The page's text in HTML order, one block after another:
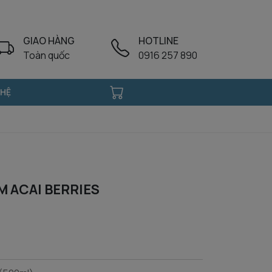
GIAO HÀNG
Toàn quốc
HOTLINE
0916 257 890
ACAI BERRIES